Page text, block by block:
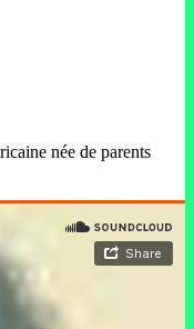
née de parents